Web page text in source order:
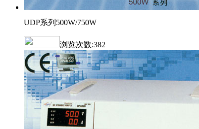
UDP系列500W/750W
浏览次数:382